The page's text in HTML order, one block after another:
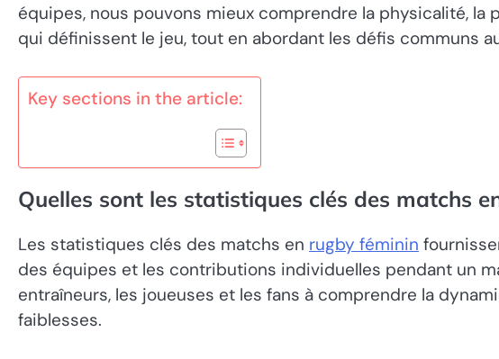
équipes, nous pouvons mieux comprendre la physicalité, la
qui définissent le jeu, tout en abordant les défis communs
Key sections in the article:
Quelles sont les statistiques clés des matchs
Les statistiques clés des matchs en rugby féminin
des équipes et les contributions individuelles pendant un
entraîneurs, les joueuses et les fans à comprendre la
faiblesses.